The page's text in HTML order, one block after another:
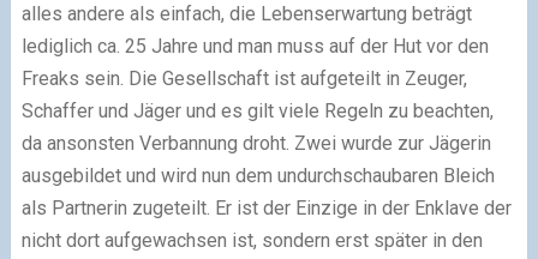
alles andere als einfach, die Lebenserwartung beträgt
lediglich ca. 25 Jahre und man muss auf der Hut vor den
Freaks sein. Die Gesellschaft ist aufgeteilt in Zeuger,
Schaffer und Jäger und es gilt viele Regeln zu beachten,
da ansonsten Verbannung droht. Zwei wurde zur Jägerin
ausgebildet und wird nun dem undurchschaubaren Bleich
als Partnerin zugeteilt. Er ist der Einzige in der Enklave der
nicht dort aufgewachsen ist, sondern erst später in den